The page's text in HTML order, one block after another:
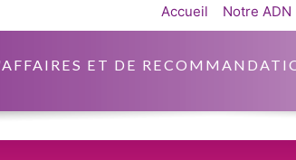
ET DE
Accueil Notre ADN